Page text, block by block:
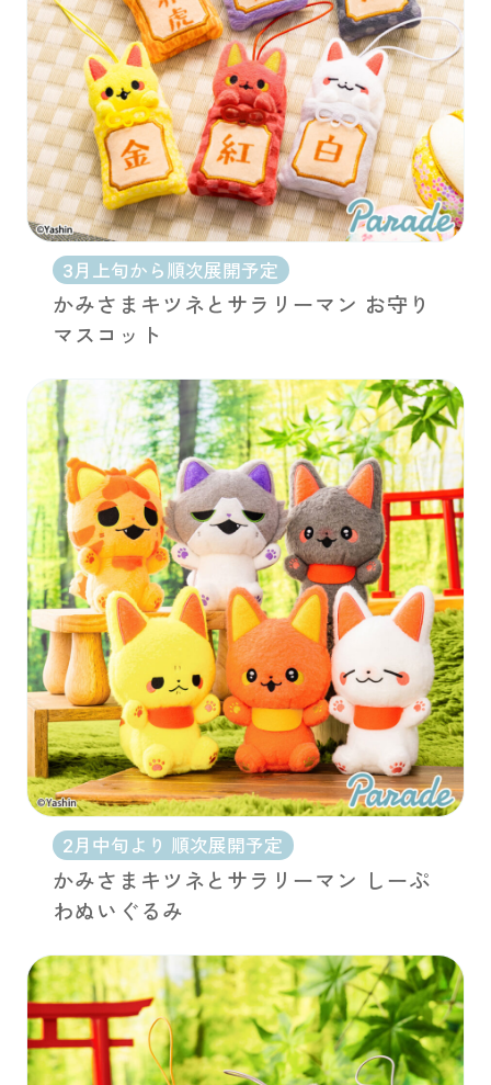
3月上旬から順次展開予定
かみさまキツネとサラリーマン お守り
マスコット
2月中旬より 順次展開予定
かみさまキツネとサラリーマン しーぷ
わぬいぐるみ